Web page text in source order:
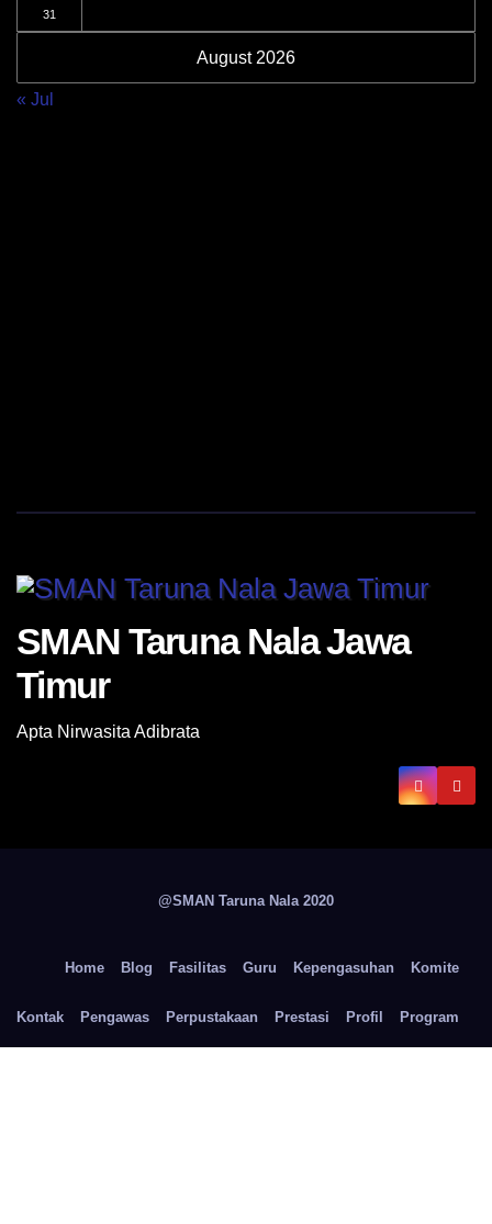
August 2026
31
« Jul
SMAN Taruna Nala Jawa
Timur
Apta Nirwasita Adibrata
@SMAN Taruna Nala 2020
Home Blog Fasilitas Guru Kepengasuhan Komite
Kontak Pengawas Perpustakaan Prestasi Profil Program